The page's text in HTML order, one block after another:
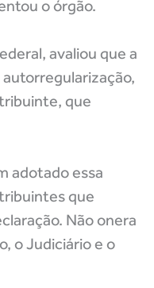
o órgão.
avaliou que a
que
adotado essa
que
Não onera
o Judiciário e o